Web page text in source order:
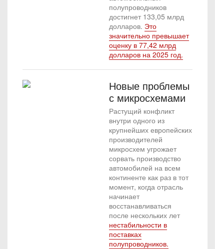
полупроводников
достигнет 133,05 млрд
долларов. Это
значительно превышает
оценку в 77,42 млрд
долларов на 2025 год.
Новые проблемы
с микросхемами
Растущий конфликт
внутри одного из
крупнейших европейских
производителей
микросхем угрожает
сорвать производство
автомобилей на всем
континенте как раз в тот
момент, когда отрасль
начинает
восстанавливаться
после нескольких лет
нестабильности в
поставках
полупроводников.